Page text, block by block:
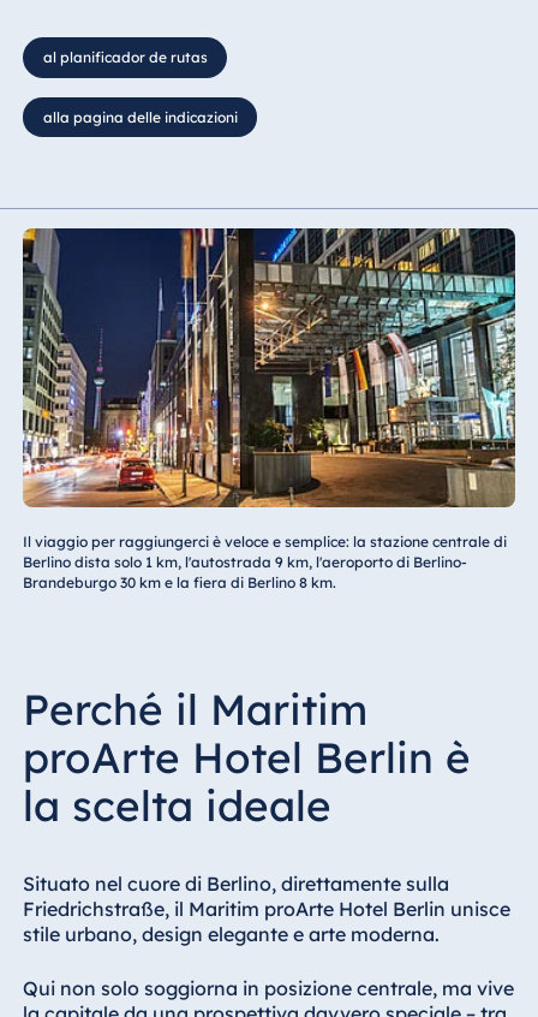
al planificador de rutas
alla pagina delle indicazioni
Il viaggio per raggiungerci è veloce e semplice: la stazione centrale di
Berlino dista solo 1 km, l'autostrada 9 km, l'aeroporto di Berlino-
Brandeburgo 30 km e la fiera di Berlino 8 km.
Perché il Maritim
proArte Hotel Berlin è
la scelta ideale
Situato nel cuore di Berlino, direttamente sulla
Friedrichstraße, il Maritim proArte Hotel Berlin unisce
stile urbano, design elegante e arte moderna.
Qui non solo soggiorna in posizione centrale, ma vive